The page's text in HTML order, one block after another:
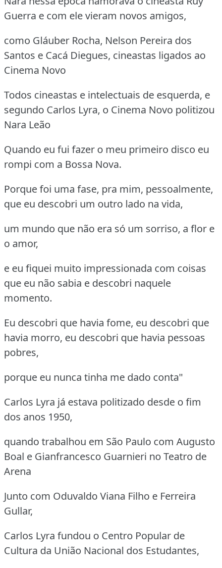
Guerra e com ele vieram novos amigos,
como Gláuber Rocha, Nelson Pereira dos
Santos e Cacá Diegues, cineastas ligados ao
Cinema Novo
Todos cineastas e intelectuais de esquerda, e
segundo Carlos Lyra, o Cinema Novo politizou
Nara Leão
Quando eu fui fazer o meu primeiro disco eu
rompi com a Bossa Nova.
Porque foi uma fase, pra mim, pessoalmente,
que eu descobri um outro lado na vida,
um mundo que não era só um sorriso, a flor e
o amor,
e eu fiquei muito impressionada com coisas
que eu não sabia e descobri naquele
momento.
Eu descobri que havia fome, eu descobri que
havia morro, eu descobri que havia pessoas
pobres,
porque eu nunca tinha me dado conta"
Carlos Lyra já estava politizado desde o fim
dos anos 1950,
quando trabalhou em São Paulo com Augusto
Boal e Gianfrancesco Guarnieri no Teatro de
Arena
Junto com Oduvaldo Viana Filho e Ferreira
Gullar,
Carlos Lyra fundou o Centro Popular de
Cultura da União Nacional dos Estudantes,